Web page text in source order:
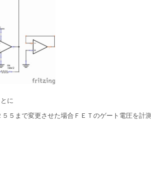
に
５まで変更させた場合ＦＥＴのゲート電圧を計測